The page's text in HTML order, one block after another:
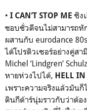
• I CAN’T STOP ME ซิง
ชอบชั่วดีจนไม่สามารถหั
ผสานกับ eurodance 80s
ได้โปรดิวเซอร์อย่างคู่สา
Michel ‘Lindgren’ Schulz
หายห่วงไปได้, HELL IN
เพราะความจริงแล้วมัน
ตินกีต้าร์นุ่มราวกับว่าต้อ